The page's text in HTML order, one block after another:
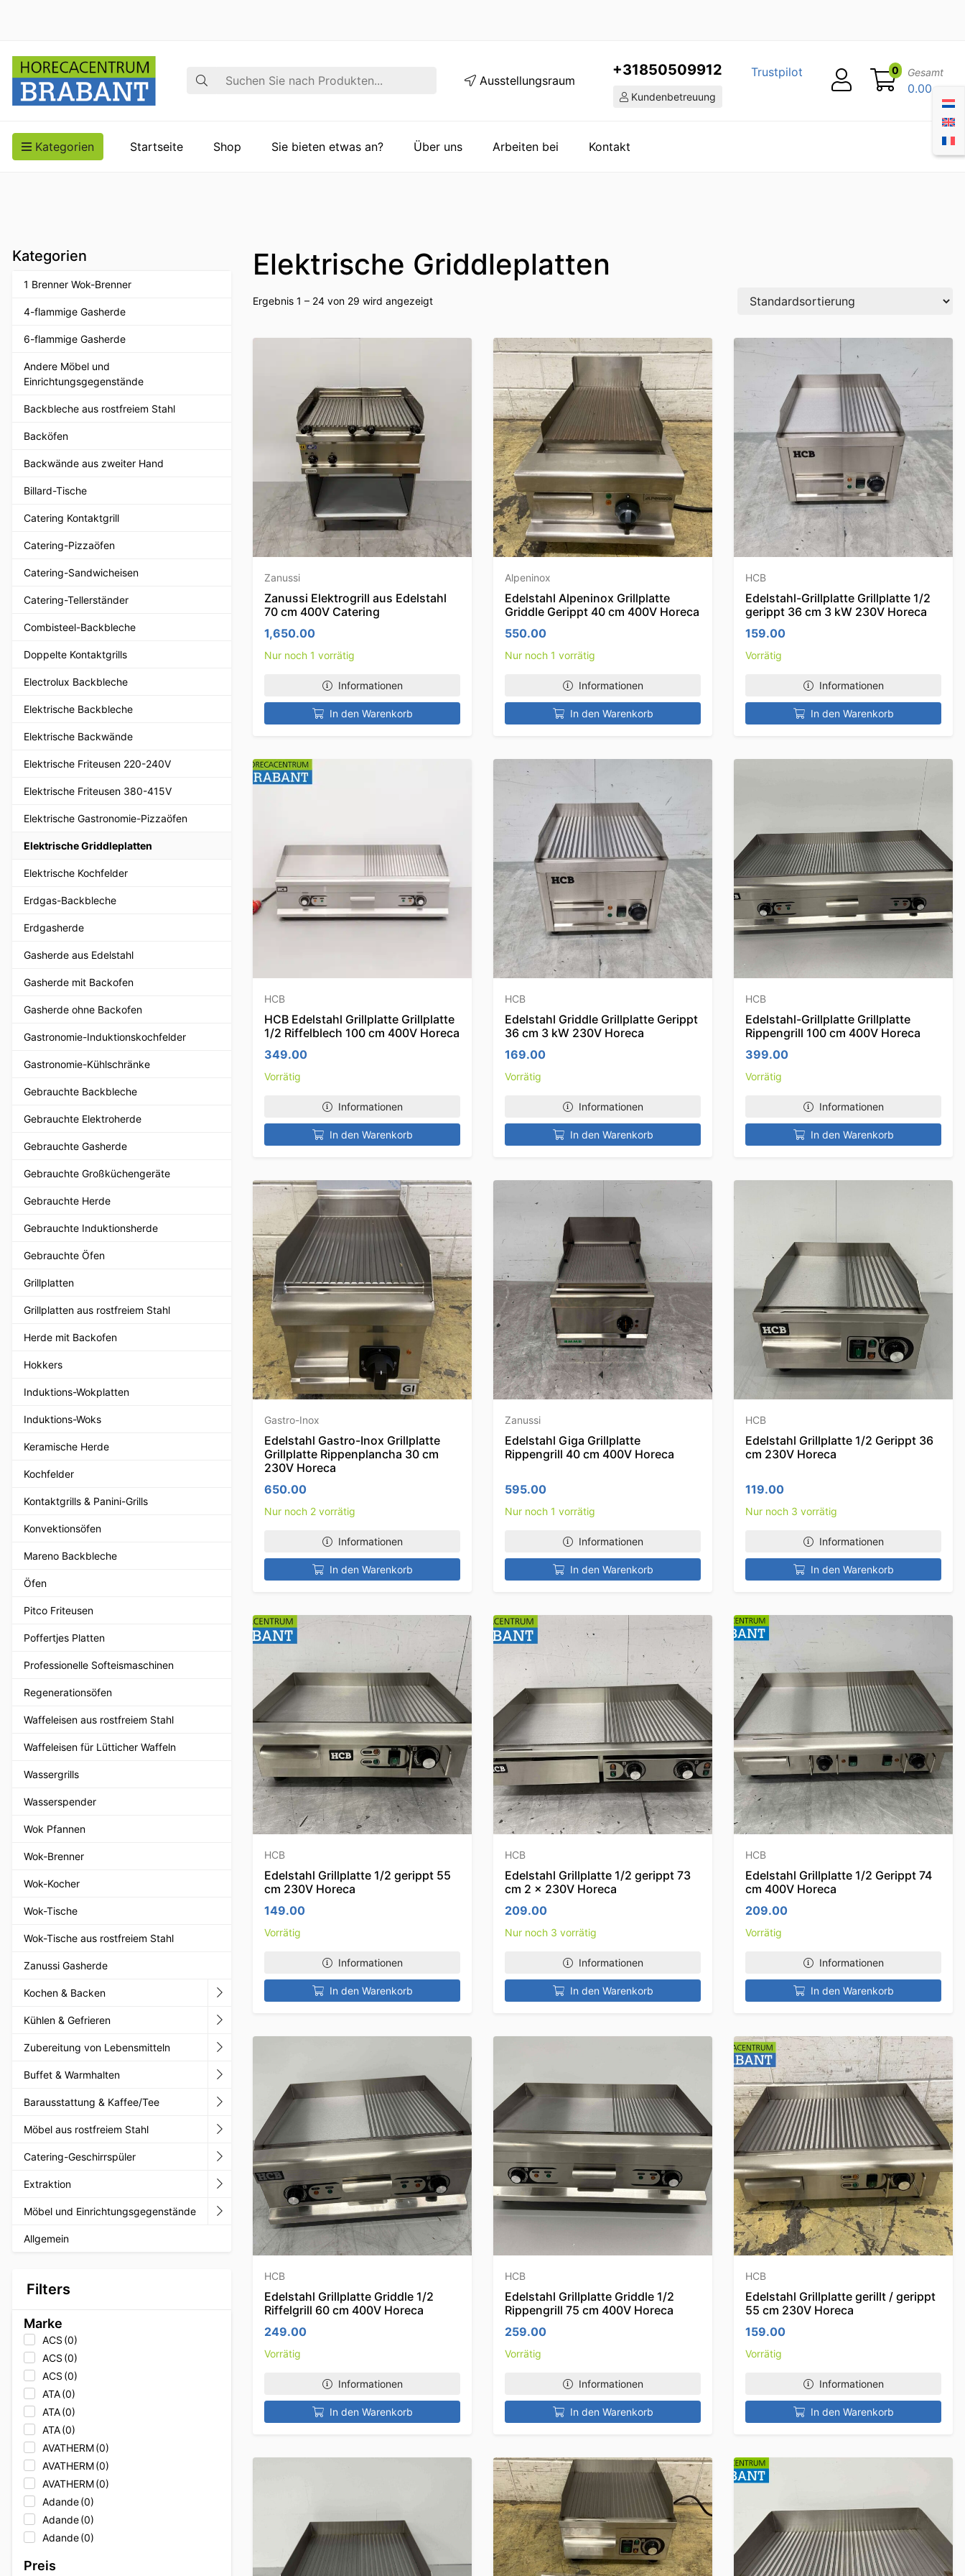
Suche Ausstellungsraum
+31850509912
Kundenbetreuung
Trustpilot 0 Gesamt
0.00
Kategorien Startseite Shop Sie bieten etwas an? Über uns Arbeiten bei Kontakt
Kategorien
1 Brenner Wok-Brenner
4-flammige Gasherde
6-flammige Gasherde
Andere Möbel und
Einrichtungsgegenstände
Backbleche aus rostfreiem Stahl
Backöfen
Backwände aus zweiter Hand
Billard-Tische
Catering Kontaktgrill
Catering-Pizzaöfen
Catering-Sandwicheisen
Catering-Tellerständer
Combisteel-Backbleche
Doppelte Kontaktgrills
Electrolux Backbleche
Elektrische Backbleche
Elektrische Backwände
Elektrische Friteusen 220-240V
Elektrische Friteusen 380-415V
Elektrische Gastronomie-Pizzaöfen
Elektrische Griddleplatten
Elektrische Kochfelder
Erdgas-Backbleche
Erdgasherde
Gasherde aus Edelstahl
Gasherde mit Backofen
Gasherde ohne Backofen
Gastronomie-Induktionskochfelder
Gastronomie-Kühlschränke
Gebrauchte Backbleche
Gebrauchte Elektroherde
Gebrauchte Gasherde
Gebrauchte Großküchengeräte
Gebrauchte Herde
Gebrauchte Induktionsherde
Gebrauchte Öfen
Grillplatten
Grillplatten aus rostfreiem Stahl
Herde mit Backofen
Hokkers
Induktions-Wokplatten
Induktions-Woks
Keramische Herde
Kochfelder
Kontaktgrills & Panini-Grills
Konvektionsöfen
Mareno Backbleche
Öfen
Pitco Friteusen
Poffertjes Platten
Professionelle Softeismaschinen
Regenerationsöfen
Waffeleisen aus rostfreiem Stahl
Waffeleisen für Lütticher Waffeln
Wassergrills
Wasserspender
Wok Pfannen
Wok-Brenner
Wok-Kocher
Wok-Tische
Wok-Tische aus rostfreiem Stahl
Zanussi Gasherde
Kochen & Backen
Kühlen & Gefrieren
Zubereitung von Lebensmitteln
Buffet & Warmhalten
Barausstattung & Kaffee/Tee
Möbel aus rostfreiem Stahl
Catering-Geschirrspüler
Extraktion
Möbel und Einrichtungsgegenstände
Allgemein
Filters
Marke
ACS (0)
ACS (0)
ACS (0)
ATA(0)
ATA(0)
ATA(0)
AVATHERM(0)
AVATHERM(0)
AVATHERM(0)
Adande(0)
Adande(0)
Adande(0)
Adler
Preis
Elektrische Griddleplatten
Ergebnis 1 – 24 von 29 wird angezeigt
Zanussi
Zanussi Elektrogrill aus Edelstahl
70 cm 400V Catering
1,650.00
Nur noch 1 vorrätig
Informationen
In den Warenkorb
Alpeninox
Edelstahl Alpeninox Grillplatte
Griddle Gerippt 40 cm 400V Horeca
550.00
Nur noch 1 vorrätig
Informationen
In den Warenkorb
HCB
Edelstahl-Grillplatte Grillplatte 1/2
gerippt 36 cm 3 kW 230V Horeca
159.00
Vorrätig
Informationen
In den Warenkorb
HCB
HCB Edelstahl Grillplatte Grillplatte
1/2 Riffelblech 100 cm 400V Horeca
349.00
Vorrätig
Informationen
In den Warenkorb
HCB
Edelstahl Griddle Grillplatte Gerippt
36 cm 3 kW 230V Horeca
169.00
Vorrätig
Informationen
In den Warenkorb
HCB
Edelstahl-Grillplatte Grillplatte
Rippengrill 100 cm 400V Horeca
399.00
Vorrätig
Informationen
In den Warenkorb
Gastro-Inox
Edelstahl Gastro-Inox Grillplatte
Grillplatte Rippenplancha 30 cm
230V Horeca
650.00
Nur noch 2 vorrätig
Informationen
In den Warenkorb
Zanussi
Edelstahl Giga Grillplatte
Rippengrill 40 cm 400V Horeca
595.00
Nur noch 1 vorrätig
Informationen
In den Warenkorb
HCB
Edelstahl Grillplatte 1/2 Gerippt 36
cm 230V Horeca
119.00
Nur noch 3 vorrätig
Informationen
In den Warenkorb
HCB
Edelstahl Grillplatte 1/2 gerippt 55
cm 230V Horeca
149.00
Vorrätig
Informationen
In den Warenkorb
HCB
Edelstahl Grillplatte 1/2 gerippt 73
cm 2 x 230V Horeca
209.00
Nur noch 3 vorrätig
Informationen
In den Warenkorb
HCB
Edelstahl Grillplatte 1/2 Gerippt 74
cm 400V Horeca
209.00
Vorrätig
Informationen
In den Warenkorb
HCB
Edelstahl Grillplatte Griddle 1/2
Riffelgrill 60 cm 400V Horeca
249.00
Vorrätig
Informationen
In den Warenkorb
HCB
Edelstahl Grillplatte Griddle 1/2
Rippengrill 75 cm 400V Horeca
259.00
Vorrätig
Informationen
In den Warenkorb
HCB
Edelstahl Grillplatte gerillt / gerippt
55 cm 230V Horeca
159.00
Vorrätig
Informationen
In den Warenkorb